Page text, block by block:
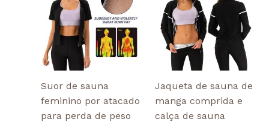
Suor de sauna
feminino por atacado
para perda de peso
chosen
on
the
product
Jaqueta de sauna de
manga comprida e
calça de sauna
chosen
on
the
product
page